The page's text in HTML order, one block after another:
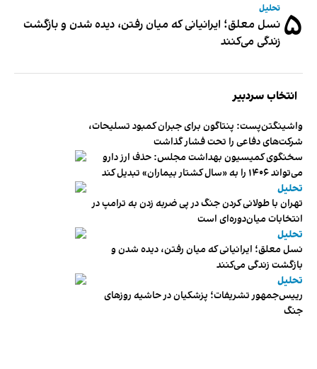
۵ تحلیل
نسل معلق؛ ایرانیانی که میان رفتن، دیده شدن و بازگشت
زندگی می‌کنند
انتخاب سردبیر
واشینگتن‌پست: پنتاگون برای جبران کمبود تسلیحات،
شرکت‌های دفاعی را تحت فشار گذاشت
سخنگوی کمیسیون بهداشت مجلس: حذف ارز دارو
می‌تواند ۱۴۰۶ را به «سال کشتار بیماران» تبدیل کند
تحلیل
تهران با طولانی کردن جنگ در پی ضربه زدن به ترامپ در
انتخابات میان‌دوره‌ای است
تحلیل
نسل معلق؛ ایرانیانی که میان رفتن، دیده شدن و
بازگشت زندگی می‌کنند
تحلیل
رییس‌جمهور تشریفات؛ پزشکیان در حاشیه روزهای
جنگ